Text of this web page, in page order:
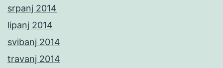
srpanj 2014
lipanj 2014
svibanj 2014
travanj 2014